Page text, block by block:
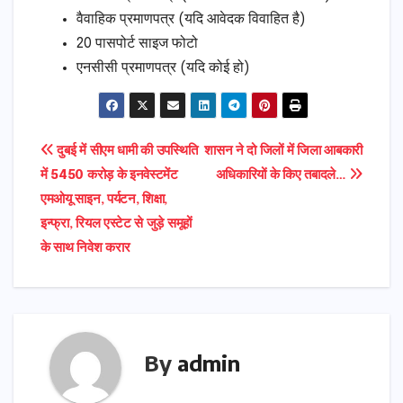
वैवाहिक प्रमाणपत्र (यदि आवेदक विवाहित है)
20 पासपोर्ट साइज फोटो
एनसीसी प्रमाणपत्र (यदि कोई हो)
Post
navigation
शासन ने दो जिलों में जिला आबकारी
अधिकारियों के किए तबादले…
दुबई में सीएम धामी की उपस्थिति
में 5450 करोड़ के इनवेस्टमेंट
एमओयू साइन, पर्यटन, शिक्षा,
इन्फ्रा, रियल एस्टेट से जुड़े समूहों
के साथ निवेश करार
By admin